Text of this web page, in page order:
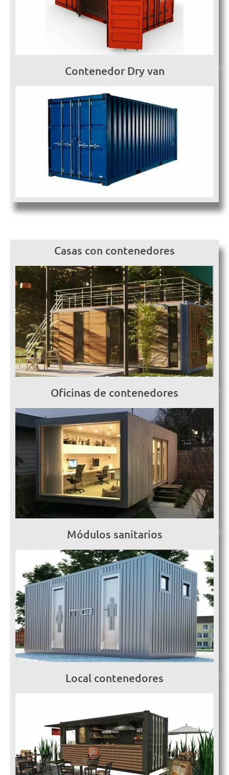
Contenedor Dry van
Casas con contenedores
Oficinas de contenedores
Módulos sanitarios
Local contenedores